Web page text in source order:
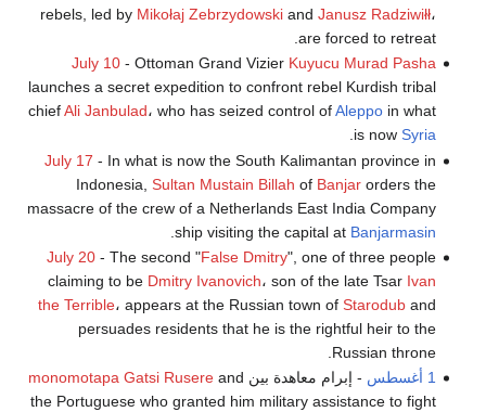
rebels, led by Mikołaj Zebrzydowskiand Janusz Radziwiłł،
are forced to retreat.
July 10- Ottoman Grand Vizier Kuyucu Murad Pasha
launches a secret expedition to confront rebel Kurdish tribal
chiefAli Janbulad، who has seized control ofAleppoin what
is now Syria
.
July 17 - In what is now the South Kalimantan province in
Indonesia, Sultan Mustain Billah of Banjarorders the
massacre of the crew of a Netherlands East India Company
ship visiting the capital at Banjarmasin
July 20- The second "False Dmitry", one of three people
claiming to be Dmitry Ivanovich، son of the late Tsar Ivan
the Terrible، appears at the Russian town of Staroduband
persuades residents that he is the rightful heir to the
Russian throne.
1 أغسطس
- إبرام معاهدة بين monomotapa Gatsi Rusereand
the Portuguese who granted him military assistance to fight